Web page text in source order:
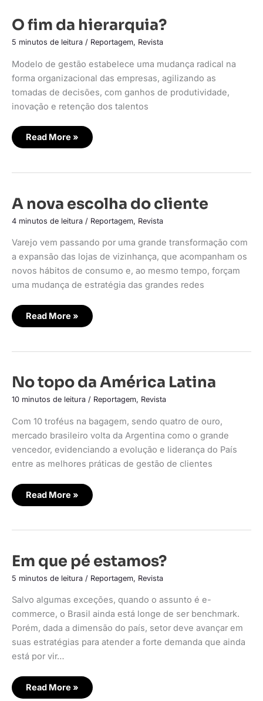
O fim da hierarquia?
5 minutos de leitura / Reportagem, Revista
Modelo de gestão estabelece uma mudança radical na
forma organizacional das empresas, agilizando as
tomadas de decisões, com ganhos de produtividade,
inovação e retenção dos talentos
O
fim
hierarquia?
Read More »
A nova escolha do cliente
4 minutos de leitura / Reportagem, Revista
Varejo vem passando por uma grande transformação com
a expansão das lojas de vizinhança, que acompanham os
novos hábitos de consumo e, ao mesmo tempo, forçam
uma mudança de estratégia das grandes redes
A
nova
do
Read More »
No topo da América Latina
10 minutos de leitura / Reportagem, Revista
Com 10 troféus na bagagem, sendo quatro de ouro,
mercado brasileiro volta da Argentina como o grande
vencedor, evidenciando a evolução e liderança do País
entre as melhores práticas de gestão de clientes
No
topo
América
Read More »
Em que pé estamos?
5 minutos de leitura / Reportagem, Revista
Salvo algumas exceções, quando o assunto é e-
commerce, o Brasil ainda está longe de ser benchmark.
Porém, dada a dimensão do país, setor deve avançar em
suas estratégias para atender a forte demanda que ainda
está por vir…
Em
que
estamos?
Read More »